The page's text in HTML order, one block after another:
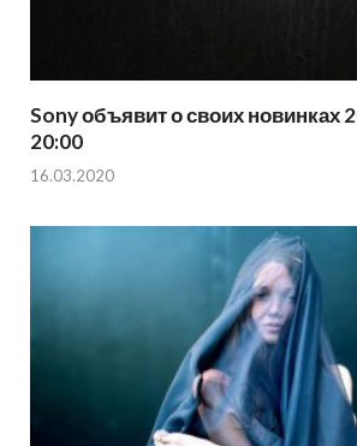
Sony объявит о своих новинках
20:00
16.03.2020